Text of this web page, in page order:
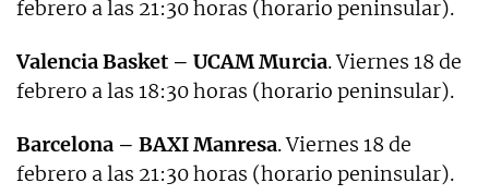
febrero a las 21:30 horas (horario peninsular).
Valencia Basket – UCAM Murcia. Viernes 18 de
febrero a las 18:30 horas (horario peninsular).
Barcelona – BAXI Manresa. Viernes 18 de
febrero a las 21:30 horas (horario peninsular).